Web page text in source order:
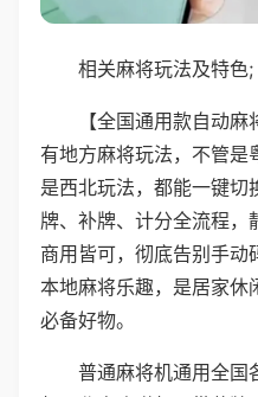
相关麻将玩法及特色;
【全国通用款自动
有地方麻将玩法，不管是
是西北玩法，都能一键切
牌、补牌、计分全流程，
商用皆可，彻底告别手动
本地麻将乐趣，是居家休
必备好物。
普通麻将机通用全国